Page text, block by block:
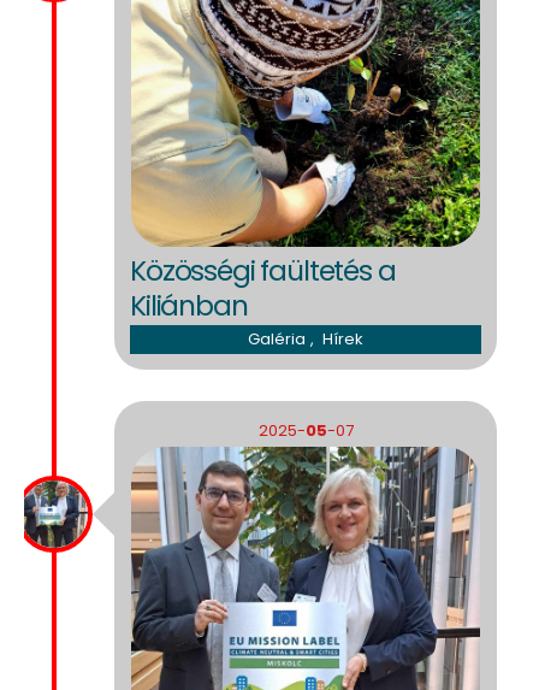
Közösségi faültetés a
Kiliánban
Galéria , Hírek
2025-05-07